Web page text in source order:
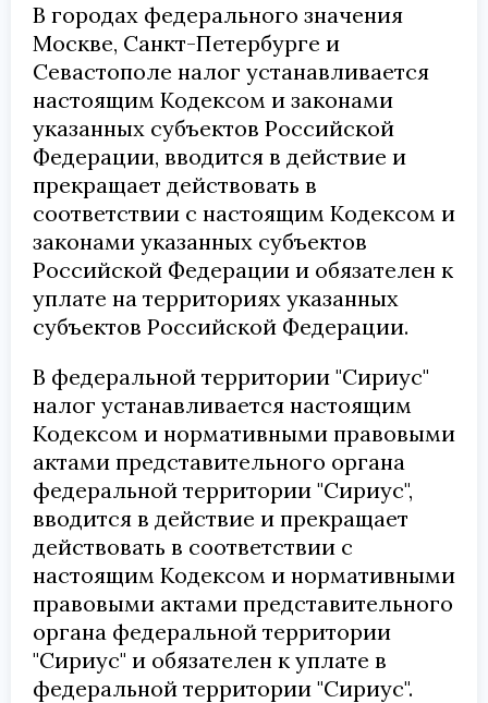
В городах федерального значения
Москве, Санкт-Петербурге и
Севастополе налог устанавливается
настоящим Кодексом и законами
указанных субъектов Российской
Федерации, вводится в действие и
прекращает действовать в
соответствии с настоящим Кодексом и
законами указанных субъектов
Российской Федерации и обязателен к
уплате на территориях указанных
субъектов Российской Федерации.
В федеральной территории "Сириус"
налог устанавливается настоящим
Кодексом и нормативными правовыми
актами представительного органа
федеральной территории "Сириус",
вводится в действие и прекращает
действовать в соответствии с
настоящим Кодексом и нормативными
правовыми актами представительного
органа федеральной территории
"Сириус" и обязателен к уплате в
федеральной территории "Сириус".